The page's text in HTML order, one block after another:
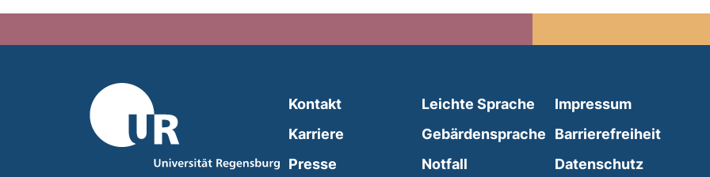
Kontakt
Karriere
Presse
Leichte Sprache (external link, opens in a
Gebärdensprache (external link, opens in
Notfall (external link, opens in a new
Impressum
Barrierefreiheit
Datenschutz